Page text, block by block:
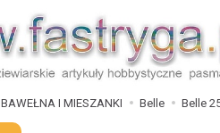
BAWEŁNA I MIESZANKI Belle Belle